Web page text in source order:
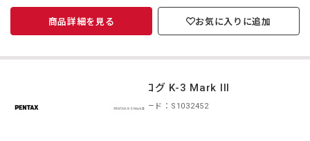
商品詳細を見る お気に入りに追加
カタログ K-3 Mark III
商品コード：S1032452